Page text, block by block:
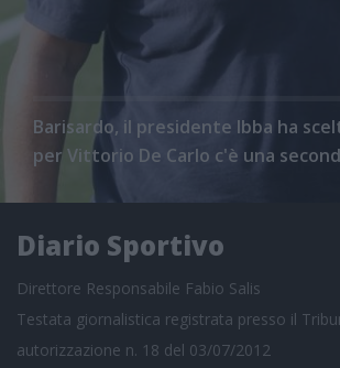
Barisardo, il presidente Ibba ha
per Vittorio De Carlo c'è una
Diario Sportivo
Direttore Responsabile Fabio Salis
Testata giornalistica registrata presso il
autorizzazione n. 18 del 03/07/2012